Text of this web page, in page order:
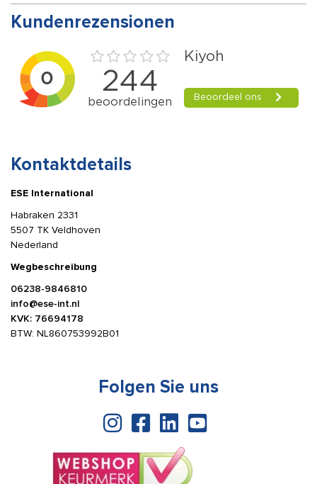
Kundenrezensionen
Kontaktdetails
ESE International
Habraken 2331
5507 TK Veldhoven
Nederland
Wegbeschreibung
06238-9846810
info@ese-int.nl
KVK: 76694178
BTW: NL860753992B01
Folgen Sie uns